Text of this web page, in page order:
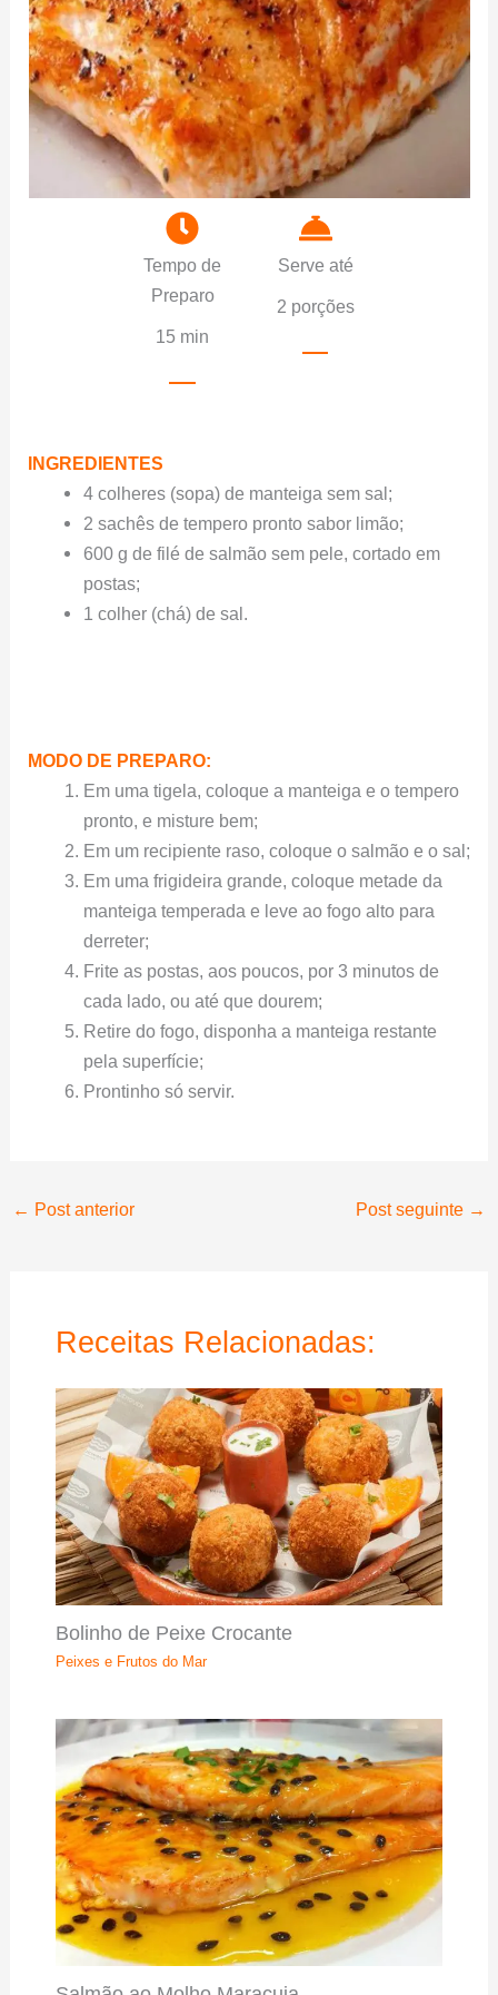
Tempo de
Preparo
15 min
Serve até
2 porções
INGREDIENTES
4 colheres (sopa) de manteiga sem sal;
2 sachês de tempero pronto sabor limão;
600 g de filé de salmão sem pele, cortado em
postas;
1 colher (chá) de sal.
MODO DE PREPARO:
Em uma tigela, coloque a manteiga e o tempero
pronto, e misture bem;
Em um recipiente raso, coloque o salmão e o sal;
Em uma frigideira grande, coloque metade da
manteiga temperada e leve ao fogo alto para
derreter;
Frite as postas, aos poucos, por 3 minutos de
cada lado, ou até que dourem;
Retire do fogo, disponha a manteiga restante
pela superfície;
Prontinho só servir.
← Post anterior Post seguinte →
Receitas Relacionadas:
Bolinho de Peixe Crocante
Peixes e Frutos do Mar